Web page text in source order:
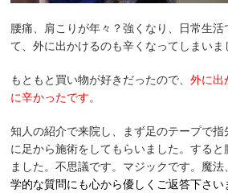
腰痛、肩こりが年々？強くなり、日常生
て、外に出かけるのも辛くなってしまいま
もともと買い物が好きだったので、外に出
に辛かったです 。
知人の紹介で来院し、まず足のテープで指
に足から施術をしてもらいました。すると
ました。不思議です。マジックです。魔法
学的な質問にも心から優しくご返答下さい